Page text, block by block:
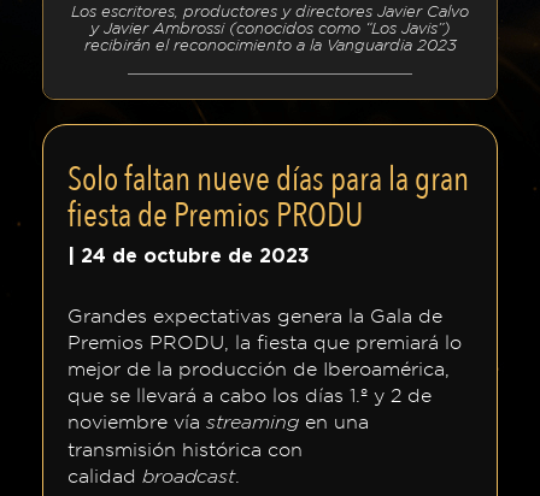
Premios
honoríficos
Categorías
Jurado
Prensa
Ediciones
anteriores
Los escritores, productores y directores Javier Calvo
y Javier Ambrossi (conocidos como “Los Javis”)
recibirán el reconocimiento a la Vanguardia 2023
Solo faltan nueve días para la gran
fiesta de Premios PRODU
| 24 de octubre de 2023
Grandes expectativas genera la Gala de
Premios PRODU, la fiesta que premiará lo
mejor de la producción de Iberoamérica,
que se llevará a cabo los días 1.º y 2 de
noviembre vía streaming en una
transmisión histórica con
calidad broadcast.